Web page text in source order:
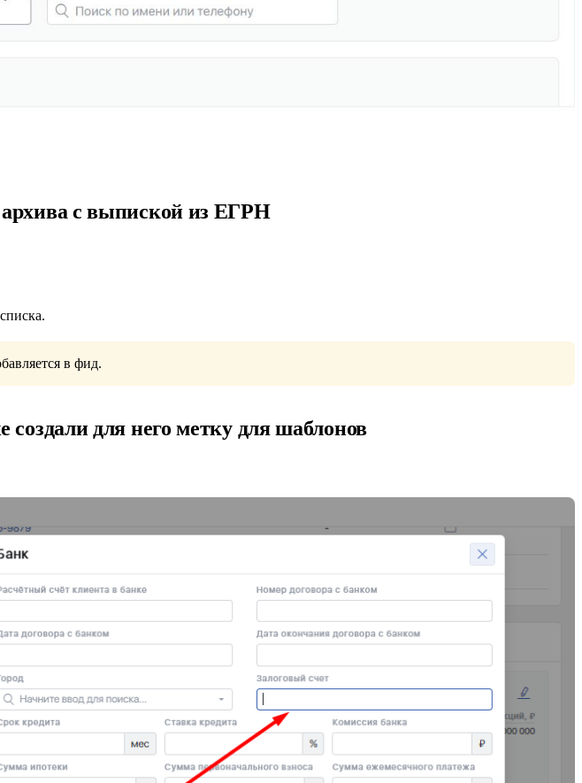
с выпиской из ЕГРН
в фид.
создали для него метку для шаблонов